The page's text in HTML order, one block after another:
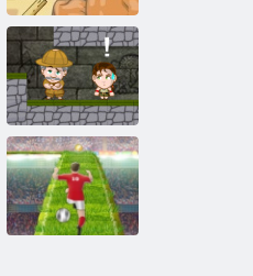
Aadam ja Eeva 2
Inkade seiklus